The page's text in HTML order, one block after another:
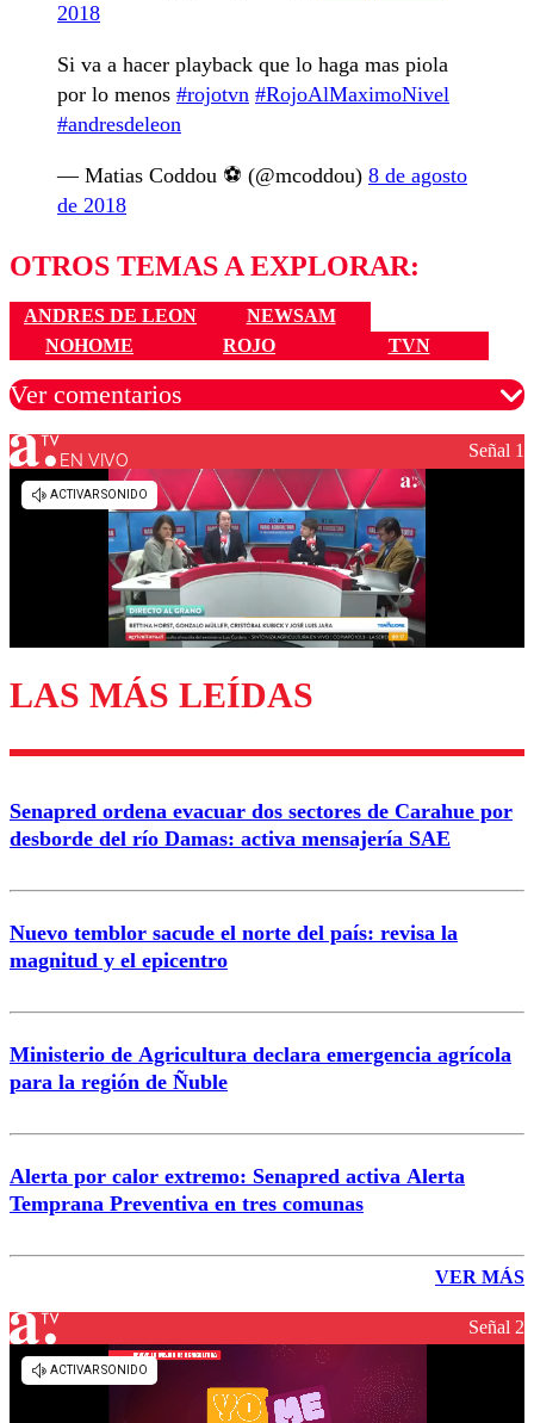
2018
Si va a hacer playback que lo haga mas piola
por lo menos #rojotvn #RojoAlMaximoNivel
#andresdeleon
— Matias Coddou ⚽️ (@mcoddou) 8 de agosto
de 2018
OTROS TEMAS A EXPLORAR:
ANDRES DE LEON
NEWSAM
NOHOME
ROJO TVN
Ver comentarios
Los comentarios son moderados para garantizar un
diálogo respetuoso.
Enviar comentario
EN VIVO Señal 1
LAS MÁS LEÍDAS
Senapred ordena evacuar dos sectores de Carahue por
desborde del río Damas: activa mensajería SAE
Nuevo temblor sacude el norte del país: revisa la
magnitud y el epicentro
Ministerio de Agricultura declara emergencia agrícola
para la región de Ñuble
Alerta por calor extremo: Senapred activa Alerta
Temprana Preventiva en tres comunas
VER MÁS
Señal 2